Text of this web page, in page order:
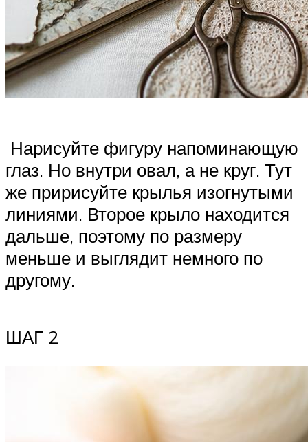
Нарисуйте фигуру напоминающую
глаз. Но внутри овал, а не круг. Тут
же пририсуйте крылья изогнутыми
линиями. Второе крыло находится
дальше, поэтому по размеру
меньше и выглядит немного по
другому.
ШАГ 2